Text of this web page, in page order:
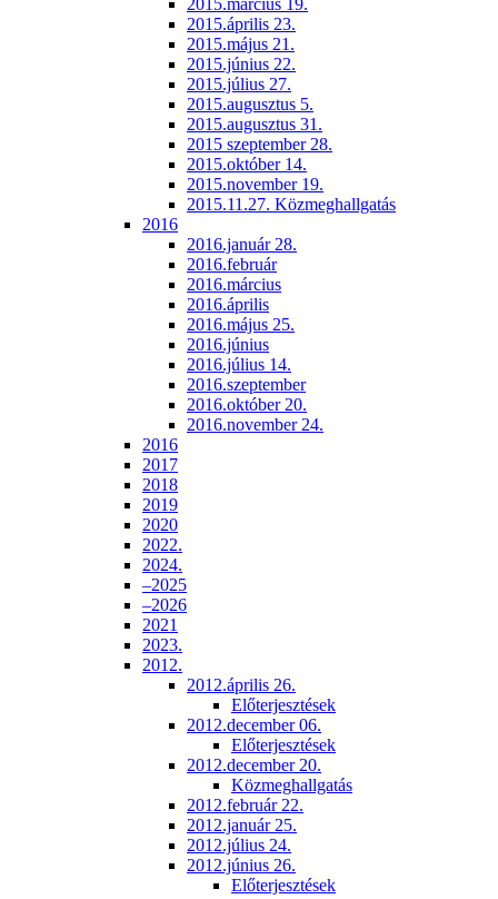
2015.március 19.
2015.április 23.
2015.május 21.
2015.június 22.
2015.július 27.
2015.augusztus 5.
2015.augusztus 31.
2015 szeptember 28.
2015.október 14.
2015.november 19.
2015.11.27. Közmeghallgatás
2016
2016.január 28.
2016.február
2016.március
2016.április
2016.május 25.
2016.június
2016.július 14.
2016.szeptember
2016.október 20.
2016.november 24.
2016
2017
2018
2019
2020
2022.
2024.
–2025
–2026
2021
2023.
2012.
2012.április 26.
Előterjesztések
2012.december 06.
Előterjesztések
2012.december 20.
Közmeghallgatás
2012.február 22.
2012.január 25.
2012.július 24.
2012.június 26.
Előterjesztések